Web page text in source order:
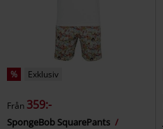
% Exklusiv
Från 359:-
SpongeBob SquarePants